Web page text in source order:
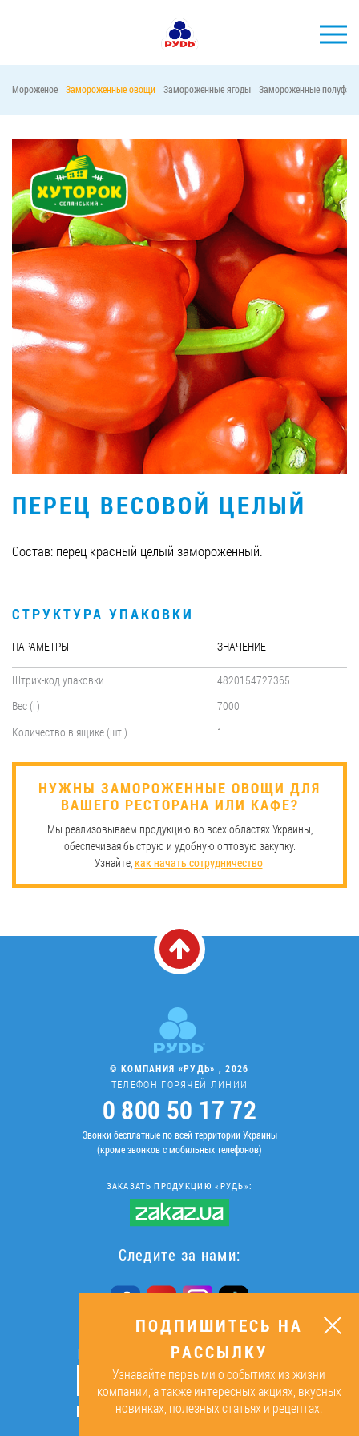
ПРОДУКЦИЯ
КОМПАНИЯ
ПОТРЕБИТЕЛЯМ
АКЦИИ
ПРЕСС-ЦЕНТР
ХОРЕКА
Тендерные закупки
Контакты
Вакансии
ЗАКАЗАТЬ ПРОДУКЦИЮ «РУДЬ»:
СТАТЬ ПАРТНЕРОМ
0412 48 28 17
Мороженое Замороженные овощи Замороженные ягоды Замороженные
ПЕРЕЦ ВЕСОВОЙ ЦЕЛЫЙ
Состав: перец красный целый замороженный.
СТРУКТУРА УПАКОВКИ
ПАРАМЕТРЫ ЗНАЧЕНИЕ
Штрих-код упаковки
4820154727365
Вес (г)
7000
Количество в ящике (шт.)
1
​НУЖНЫ ЗАМОРОЖЕННЫЕ ОВОЩИ ДЛЯ
ВАШЕГО РЕСТОРАНА ИЛИ КАФЕ?
Мы реализовываем продукцию во всех областях Украины,
обеспечивая быструю и удобную оптовую закупку.
Узнайте, как начать сотрудничество.
© КОМПАНИЯ «РУДЬ» , 2026
ТЕЛЕФОН ГОРЯЧЕЙ ЛИНИИ
0 800 50 17 72
Звонки бесплатные по всей территории Украины
(кроме звонков с мобильных телефонов)
ЗАКАЗАТЬ ПРОДУКЦИЮ «РУДЬ»:
Следите за нами:
ПОДПИШИТЕСЬ НА РАССЫЛКУ
ОК
Подписываясь, я даю согласие на
ПОДПИШИТЕСЬ НА
РАССЫЛКУ
Узнавайте первыми о событиях из жизни
компании, а также интересных акциях, вкусных
новинках, полезных статьях и рецептах.